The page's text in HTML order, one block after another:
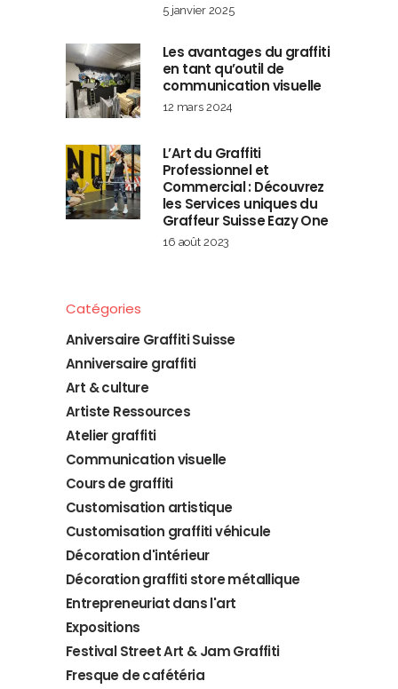
5 janvier 2025
Les avantages du graffiti
en tant qu’outil de
communication visuelle
12 mars 2024
L’Art du Graffiti
Professionnel et
Commercial : Découvrez
les Services uniques du
Graffeur Suisse Eazy One
16 août 2023
Catégories
Aniversaire Graffiti Suisse
Anniversaire graffiti
Art & culture
Artiste Ressources
Atelier graffiti
Communication visuelle
Cours de graffiti
Customisation artistique
Customisation graffiti véhicule
Décoration d'intérieur
Décoration graffiti store métallique
Entrepreneuriat dans l'art
Expositions
Festival Street Art & Jam Graffiti
Fresque de cafétéria